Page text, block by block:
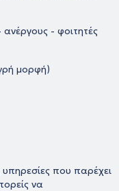
- φοιτητές
μορφή)
υπηρεσίες που παρέχει
να